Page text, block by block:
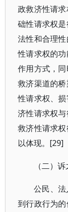
政救济性请
础性请求权
法性和合理
性请求权的
作用方式，
救济渠道的
性请求权、
济性请求权
救济性请求
以体现。[29]
（二）
公民、
到行政行为